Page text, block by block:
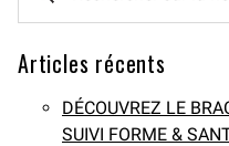
Articles récents
DÉCOUVREZ LE
SUIVI FORME &